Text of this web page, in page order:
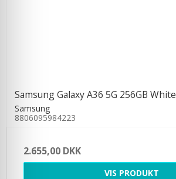
Samsung Galaxy A36 5G 256GB White
Samsung
8806095984223
2.655,00 DKK
VIS PRODUKT